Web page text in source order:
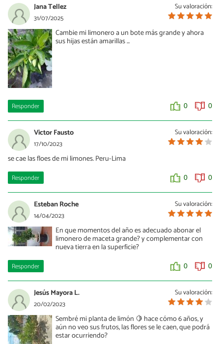
Su valoración:
Jana Tellez
31/07/2025
Cambie mi limonero a un bote más grande y ahora
sus hijas están amarillas ...
Responder 0 0
Su valoración:
Victor Fausto
17/10/2023
se cae las floes de mi limones. Peru-Lima
Responder 0 0
Su valoración:
Esteban Roche
14/04/2023
En que momentos del año es adecuado abonar el
limonero de maceta grande? y complementar con
nueva tierra en la superficie?
Responder 0 0
Su valoración:
Jesús Mayora L.
20/02/2023
Sembré mi planta de limón 🍋 hace cómo 6 años, y
aún no veo sus frutos, las flores se le caen, que podrá
estar ocurriendo?